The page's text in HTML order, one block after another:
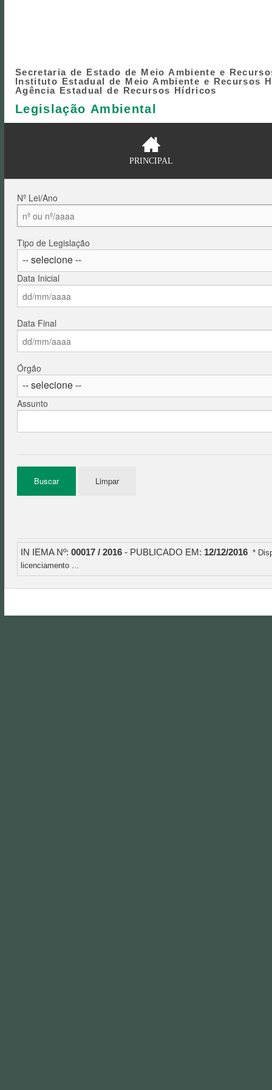
Secretaria de Estado de Meio Ambiente e
Instituto Estadual de Meio Ambiente e Recursos
Agência Estadual de Recursos Hídricos
Legislação Ambiental
PRINCIPAL
Nº Lei/Ano
Tipo de Legislação
Data Inicial
Data Final
Órgão
Assunto
IN IEMA Nº: 00017 / 2016 - PUBLICADO EM: 12/12/2016 *
licenciamento ...